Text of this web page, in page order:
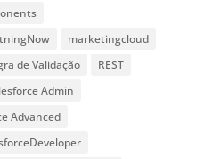
marketingcloud
de Validação
REST
Admin
Advanced